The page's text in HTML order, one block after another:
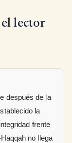
lector
después de la
la
no llega